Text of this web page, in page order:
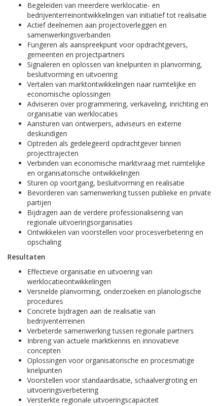
Begeleiden van meerdere werklocatie- en
bedrijventerreinontwikkelingen van initiatief tot realisatie
Actief deelnemen aan projectoverleggen en
samenwerkingsverbanden
Fungeren als aanspreekpunt voor opdrachtgevers,
gemeenten en projectpartners
Signaleren en oplossen van knelpunten in planvorming,
besluitvorming en uitvoering
Vertalen van marktontwikkelingen naar ruimtelijke en
economische oplossingen
Adviseren over programmering, verkaveling, inrichting en
organisatie van werklocaties
Aansturen van ontwerpers, adviseurs en externe
deskundigen
Optreden als gedelegeerd opdrachtgever binnen
projecttrajecten
Verbinden van economische marktvraag met ruimtelijke
en organisatorische ontwikkelingen
Sturen op voortgang, besluitvorming en realisatie
Bevorderen van samenwerking tussen publieke en private
partijen
Bijdragen aan de verdere professionalisering van
regionale uitvoeringsorganisaties
Ontwikkelen van voorstellen voor procesverbetering en
opschaling
Resultaten
Effectieve organisatie en uitvoering van
werklocatieontwikkelingen
Versnelde planvorming, onderzoeken en planologische
procedures
Concrete bijdragen aan de realisatie van
bedrijventerreinen
Verbeterde samenwerking tussen regionale partners
Inbreng van actuele marktkennis en innovatieve
concepten
Oplossingen voor organisatorische en procesmatige
knelpunten
Voorstellen voor standaardisatie, schaalvergroting en
uitvoeringsverbetering
Versterkte regionale uitvoeringscapaciteit